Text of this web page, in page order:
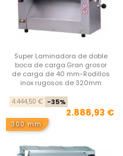
Super Laminadora de doble
boca de carga.Gran grosor
de carga de 40 mm-Rodillos
inox rugosos de 320mm
4.444,50 € -35%
2.888,93 €
300 mm